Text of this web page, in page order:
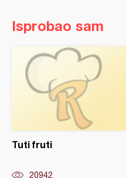
Isprobao sam
Tuti fruti
20942